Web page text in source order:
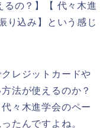
の？】【 代々木進
り込み】という感じ
レジットカードや
法が使えるのか？
々木進学会のペー
たんですよね。